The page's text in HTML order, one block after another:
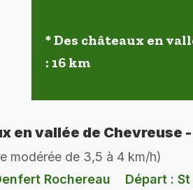
* Des châteaux en
: 16 km
en vallée de Chevreuse -
modérée de 3,5 à 4 km/h)
Rochereau
Départ :